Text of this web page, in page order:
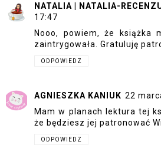
NATALIA | NATALIA-
17:47
Nooo, powiem, że książka
zaintrygowała. Gratuluję
ODPOWIEDZ
AGNIESZKA KANIUK 22
Mam w planach lektura tej
że będziesz jej patronować
ODPOWIEDZ